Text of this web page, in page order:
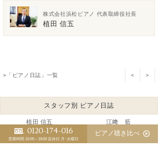
0120-174-016
営業時間 10:00～19:00 定休日 月･火曜日
株式会社浜松ピアノ 代表取締役社長
植田 信五
>「ピアノ日誌」一覧 < >
スタッフ別 ピアノ日誌
植田 信五 江﨑 藍
三木 淳嗣（委託調律師）
ピアノ聴き比べ